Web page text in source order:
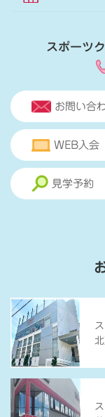
スポーツ
お問い合
WEB入会
見学予約